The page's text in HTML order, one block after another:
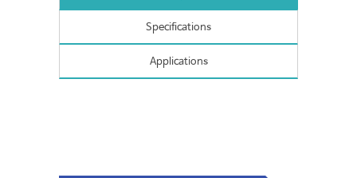
Specifications
Applications